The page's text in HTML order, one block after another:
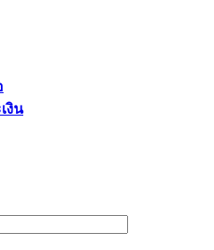
งิน